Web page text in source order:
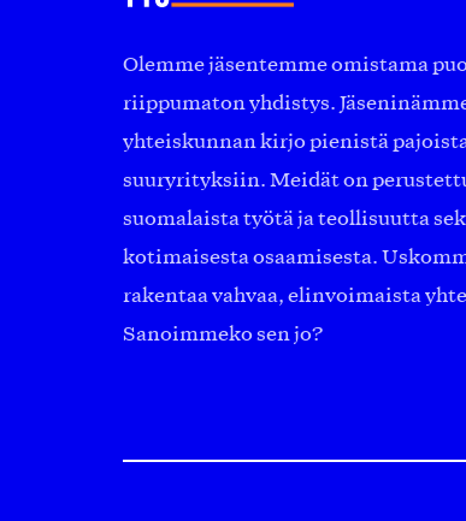
Olemme jäsentemme omistama
riippumaton yhdistys.
yhteiskunnan kirjo pienistä
suuryrityksiin. Meidät on
suomalaista työtä ja teollisuutta
kotimaisesta osaamisesta.
rakentaa vahvaa, elinvoimaista
Sanoimmeko sen jo?